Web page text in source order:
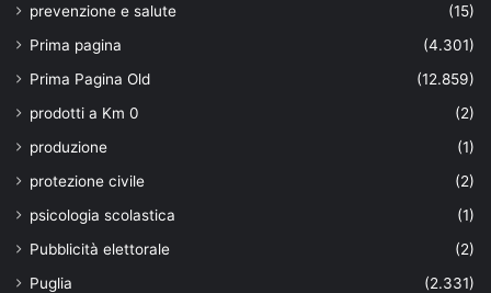
prevenzione e salute
(15)
Prima pagina
(4.301)
Prima Pagina Old
(12.859)
prodotti a Km 0
(2)
produzione
(1)
protezione civile
(2)
psicologia scolastica
(1)
Pubblicità elettorale
(2)
Puglia
(2.331)